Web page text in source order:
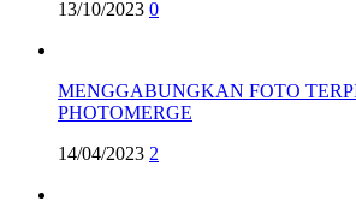
13/10/2023 0
MENGGABUNGKAN FOTO
PHOTOMERGE
14/04/2023 2